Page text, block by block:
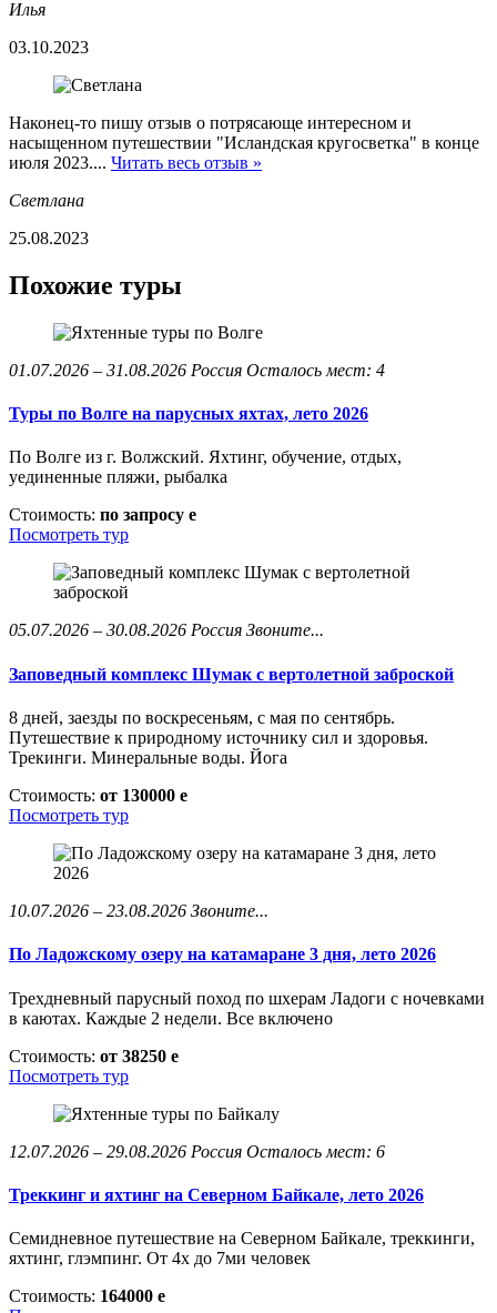
Илья
03.10.2023
Наконец-то пишу отзыв о потрясающе интересном и
насыщенном путешествии "Исландская кругосветка" в конце
июля 2023.... Читать весь отзыв »
Светлана
25.08.2023
Похожие туры
01.07.2026 – 31.08.2026 Россия Осталось мест: 4
Туры по Волге на парусных яхтах, лето 2026
По Волге из г. Волжский. Яхтинг, обучение, отдых,
уединенные пляжи, рыбалка
Стоимость: по запросу e
Посмотреть тур
05.07.2026 – 30.08.2026 Россия Звоните...
Заповедный комплекс Шумак с вертолетной заброской
8 дней, заезды по воскресеньям, с мая по сентябрь.
Путешествие к природному источнику сил и здоровья.
Трекинги. Минеральные воды. Йога
Стоимость: от 130000 e
Посмотреть тур
10.07.2026 – 23.08.2026 Звоните...
По Ладожскому озеру на катамаране 3 дня, лето 2026
Трехдневный парусный поход по шхерам Ладоги с ночевками
в каютах. Каждые 2 недели. Все включено
Стоимость: от 38250 e
Посмотреть тур
12.07.2026 – 29.08.2026 Россия Осталось мест: 6
Треккинг и яхтинг на Северном Байкале, лето 2026
Семидневное путешествие на Северном Байкале, треккинги,
яхтинг, глэмпинг. От 4х до 7ми человек
Стоимость: 164000 e